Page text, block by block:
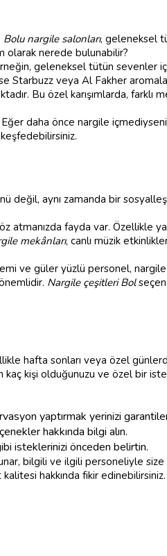
Bolu nargile salonları, geleneksel
olarak nerede bulunabilir?
geleneksel tütün sevenler
Starbuzz veya Al Fakher
Bu özel karışımlarda, farklı
daha önce nargile
değil, aynı zamanda bir
fayda var. Özellikle
mekânları, canlı müzik
ve güler yüzlü personel,
Nargile çeşitleri Bol
hafta sonları veya özel
kaç kişi olduğunuzu ve özel bir
yaptırmak yerinizi
hakkında bilgi alın.
isteklerinizi önceden belirtin.
bilgili ve ilgili personeliyle size
hakkında fikir edinebilirsiniz.